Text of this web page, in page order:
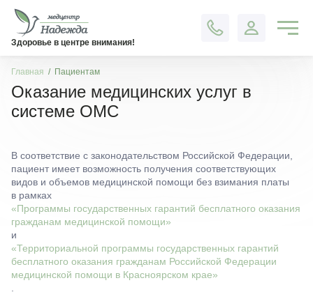
Здоровье в центре внимания!
Контакты
Главная Пациентам
Оказание медицинских услуг в
системе ОМС
В соответствие с законодательством Российской Федерации,
пациент имеет возможность получения соответствующих
видов и объемов медицинской помощи без взимания платы
в рамках
«Программы государственных гарантий бесплатного оказания
гражданам медицинской помощи»
и
«Территориальной программы государственных гарантий
бесплатного оказания гражданам Российской Федерации
медицинской помощи в Красноярском крае»